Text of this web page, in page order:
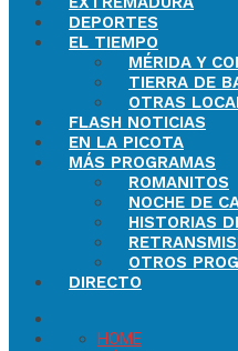
DEPORTES
EL TIEMPO
MÉRIDA Y
TIERRA DE
OTRAS
FLASH NOTICIAS
EN LA PICOTA
MÁS PROGRAMAS
ROMANITOS
NOCHE DE
HISTORIAS
OTROS
DIRECTO
HOME